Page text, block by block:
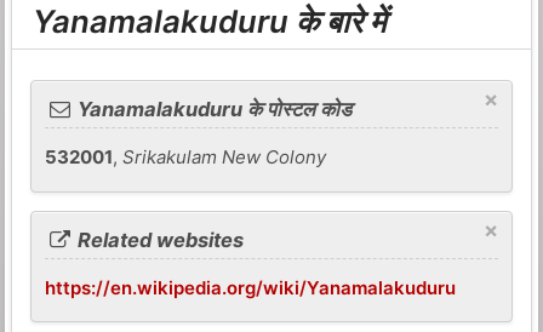
Yanamalakuduru के बारे में
×
Yanamalakuduru के पोस्टल कोड
532001,Srikakulam New Colony
×
Related websites
https://en.wikipedia.org/wiki/Yanamalakuduru